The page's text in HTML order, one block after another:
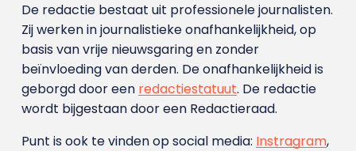
De redactie bestaat uit professionele journalisten.
Zij werken in journalistieke onafhankelijkheid, op
basis van vrije nieuwsgaring en zonder
beïnvloeding van derden. De onafhankelijkheid is
geborgd door een redactiestatuut. De redactie
wordt bijgestaan door een Redactieraad.
Punt is ook te vinden op social media: Instragram,